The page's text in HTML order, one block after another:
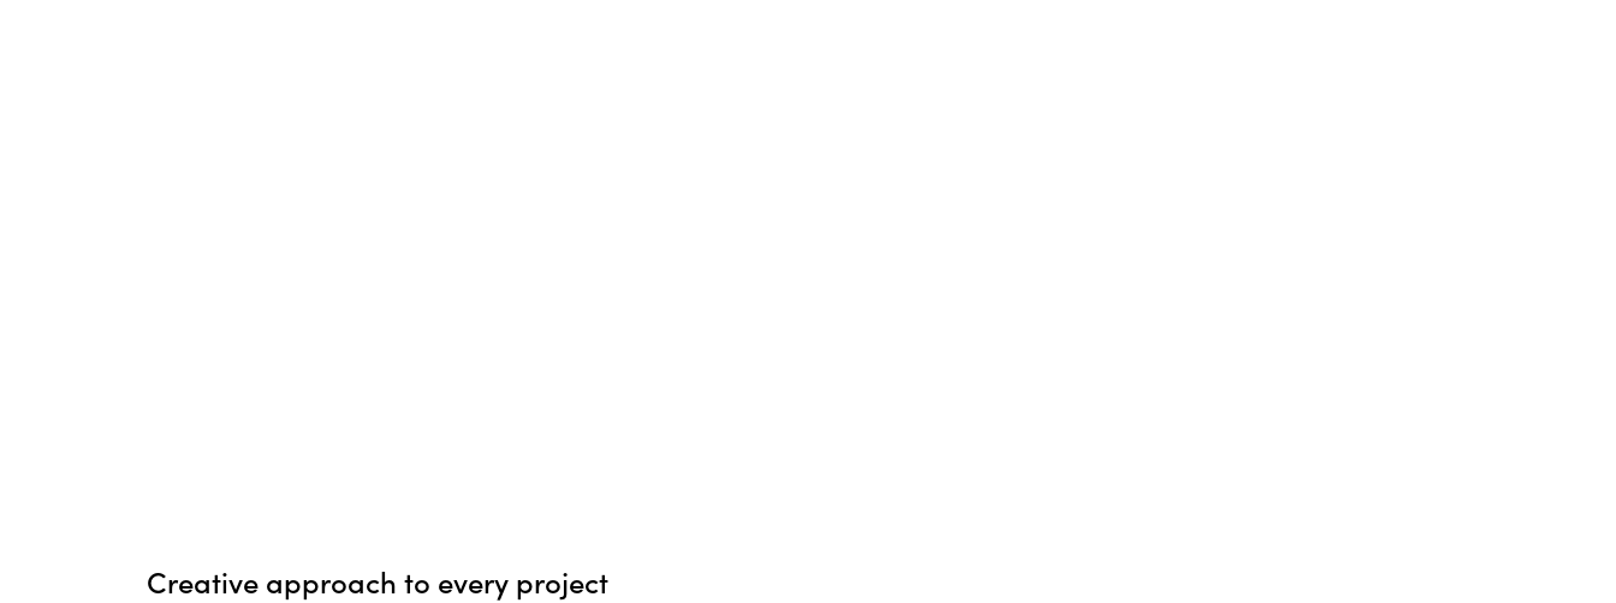
Creative approach to every project